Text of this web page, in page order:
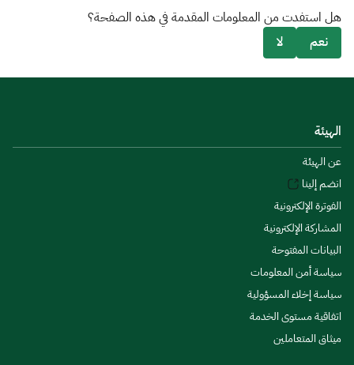
هل استفدت من المعلومات المقدمة في هذه الصفحة؟
نعم
لا
الهيئة
عن الهيئة
انضم إلينا
الفوترة الإلكترونية
المشاركة الإلكترونية
البيانات المفتوحة
سياسة أمن المعلومات
سياسة إخلاء المسؤولية
اتفاقية مستوى الخدمة
ميثاق المتعاملين